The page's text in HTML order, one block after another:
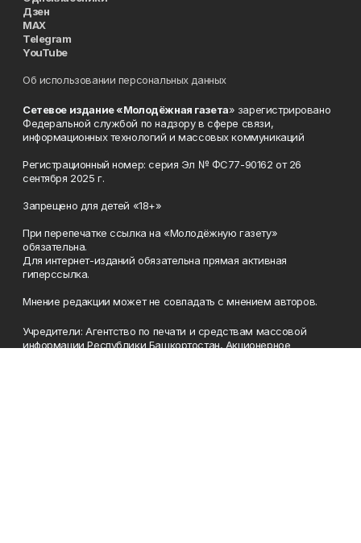
Дзен
MAX
Telegram
YouTube
Об использовании персональных данных
Сетевое издание «Молодёжная газета» зарегистрировано
Федеральной службой по надзору в сфере связи,
информационных технологий и массовых коммуникаций
Регистрационный номер: серия Эл № ФС77-90162 от 26
сентября 2025 г.
Запрещено для детей «18+»
При перепечатке ссылка на «Молодёжную газету»
обязательна.
Для интернет-изданий обязательна прямая активная
гиперссылка.
Мнение редакции может не совпадать с мнением авторов.
Учредители: Агентство по печати и средствам массовой
информации Республики Башкортостан, Акционерное